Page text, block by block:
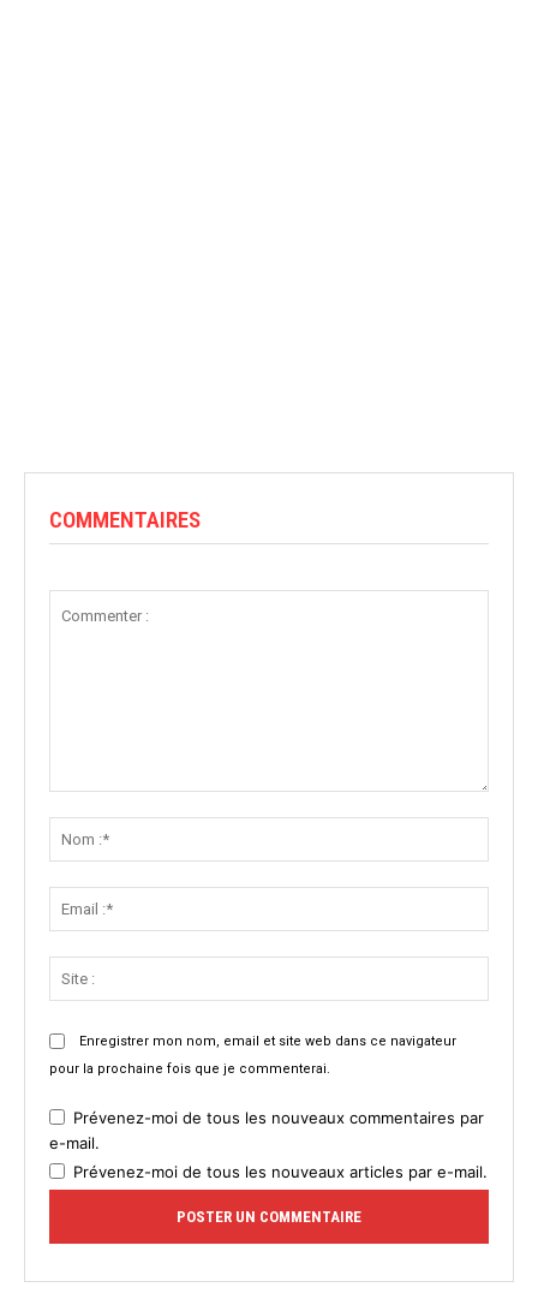
COMMENTAIRES
Enregistrer mon nom, email et site web dans ce navigateur
pour la prochaine fois que je commenterai.
Prévenez-moi de tous les nouveaux commentaires par
e-mail.
Prévenez-moi de tous les nouveaux articles par e-mail.